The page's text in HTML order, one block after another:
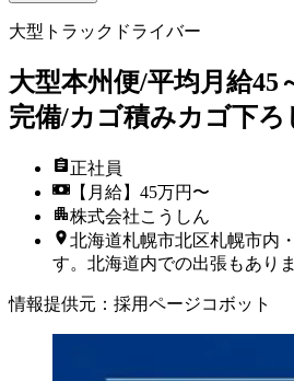
大型トラックドライバー
大型本州便/平均月給45
完備/カゴ積みカゴ下ろ
正社員
【月給】45万円〜
株式会社こうしん
北海道札幌市北区札幌市内
す。北海道内での出張もありま
情報提供元 ： 採用ページコボット